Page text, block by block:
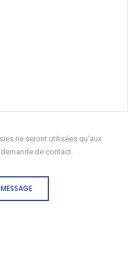
ne seront utilisées qu'aux
de contact.